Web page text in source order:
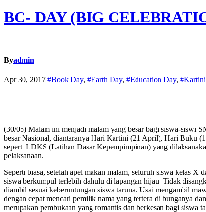
BC- DAY (BIG
Byadmin
Apr 30, 2017 #Book Day, #Earth Day, #Education Day,
(30/05) Malam ini menjadi malam yang besar bagi siswa-siswi
besar Nasional, diantaranya Hari Kartini (21 April), Hari Buku
seperti LDKS (Latihan Dasar Kepempimpinan) yang
pelaksanaan.
Seperti biasa, setelah apel makan malam, seluruh siswa kelas X
siswa berkumpul terlebih dahulu di lapangan hijau. Tidak
diambil sesuai keberuntungan siswa taruna. Usai mengambil
dengan cepat mencari pemilik nama yang tertera di bunganya
merupakan pembukaan yang romantis dan berkesan bagi siswa